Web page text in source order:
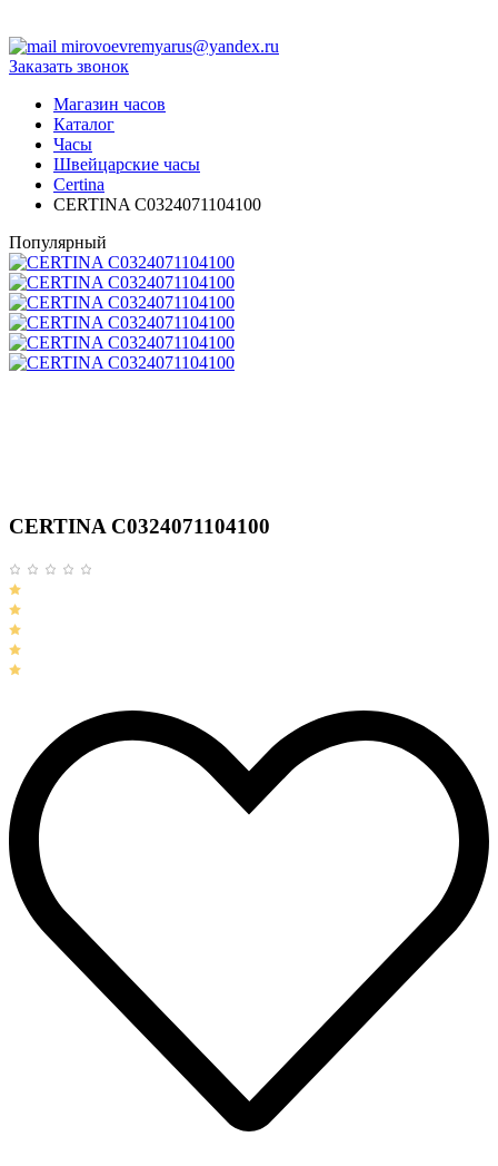
mirovoevremyarus@yandex.ru
Заказать звонок
Магазин часов
Каталог
Часы
Швейцарские часы
Certina
CERTINA C0324071104100
Популярный
CERTINA C0324071104100